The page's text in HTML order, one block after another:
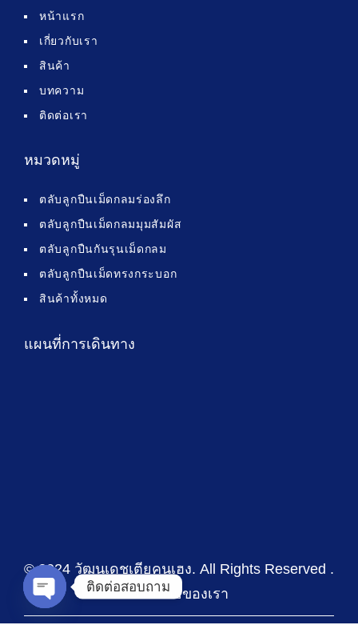
หน้าแรก
เกี่ยวกับเรา
สินค้า
บทความ
ติดต่อเรา
หมวดหมู่
ตลับลูกปืนเม็ดกลมร่องลึก
ตลับลูกปืนเม็ดกลมมุมสัมผัส
ตลับลูกปืนกันรุนเม็ดกลม
ตลับลูกปืนเม็ดทรงกระบอก
สินค้าทั้งหมด
แผนที่การเดินทาง
© 2024 วัฒนเดชเตียคุนเฮง. All Rights Reserved .
นโยบายของเรา
ติดต่อสอบถาม
Open